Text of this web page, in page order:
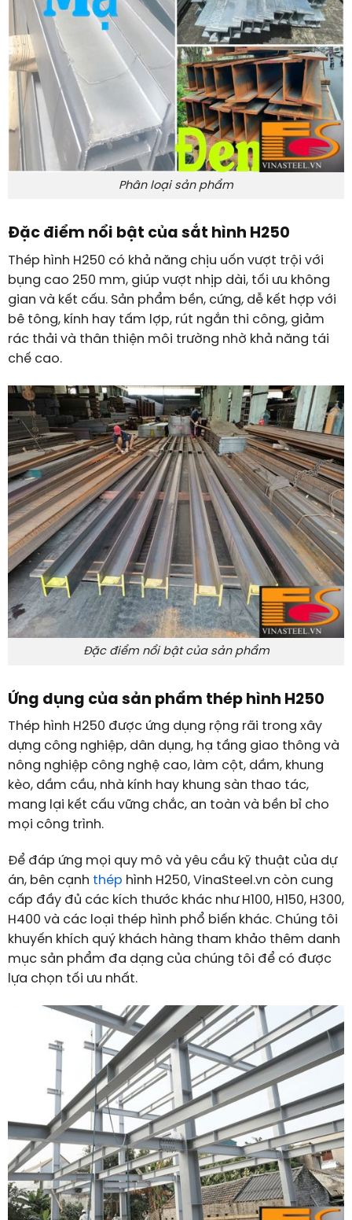
Phân loại sản phẩm
Đặc điểm nổi bật của sắt hình H250
Thép hình H250 có khả năng chịu uốn vượt trội với
bụng cao 250 mm, giúp vượt nhịp dài, tối ưu không
gian và kết cấu. Sản phẩm bền, cứng, dễ kết hợp với
bê tông, kính hay tấm lợp, rút ngắn thi công, giảm
rác thải và thân thiện môi trường nhờ khả năng tái
chế cao.
Đặc điểm nổi bật của sản phẩm
Ứng dụng của sản phẩm thép hình H250
Thép hình H250 được ứng dụng rộng rãi trong xây
dựng công nghiệp, dân dụng, hạ tầng giao thông và
nông nghiệp công nghệ cao, làm cột, dầm, khung
kèo, dầm cầu, nhà kính hay khung sàn thao tác,
mang lại kết cấu vững chắc, an toàn và bền bỉ cho
mọi công trình.
Để đáp ứng mọi quy mô và yêu cầu kỹ thuật của dự
án, bên cạnh thép hình H250, VinaSteel.vn còn cung
cấp đầy đủ các kích thước khác như H100, H150, H300,
H400 và các loại thép hình phổ biến khác. Chúng tôi
khuyến khích quý khách hàng tham khảo thêm danh
mục sản phẩm đa dạng của chúng tôi để có được
lựa chọn tối ưu nhất.